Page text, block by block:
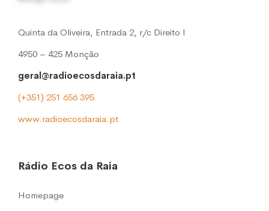
Quinta da Oliveira, Entrada 2, r/c Direito l
4950 – 425 Monção
geral@radioecosdaraia.pt
(+351) 251 656 395
www.radioecosdaraia.pt
Rádio Ecos da Raia
Homepage